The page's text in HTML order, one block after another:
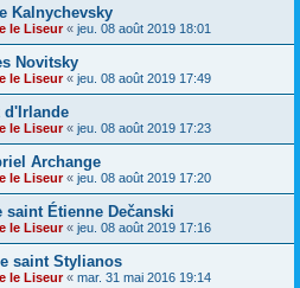
Kalnychevsky
le Liseur« jeu. 08 août 2019 18:01
Novitsky
le Liseur« jeu. 08 août 2019 17:49
d'Irlande
le Liseur« jeu. 08 août 2019 17:23
Archange
le Liseur« jeu. 08 août 2019 17:20
saint Étienne Dečanski
le Liseur« jeu. 08 août 2019 17:16
saint Stylianos
le Liseur« mar. 31 mai 2016 19:14